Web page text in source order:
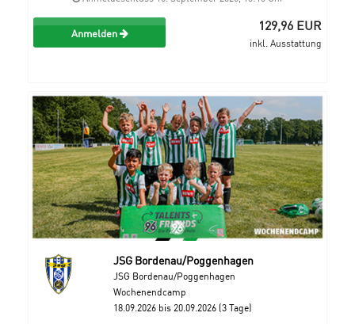
Anmelden 129,96 EUR
inkl. Ausstattung
JSG Bordenau/Poggenhagen
JSG Bordenau/Poggenhagen
Wochenendcamp
18.09.2026 bis 20.09.2026 (3 Tage)